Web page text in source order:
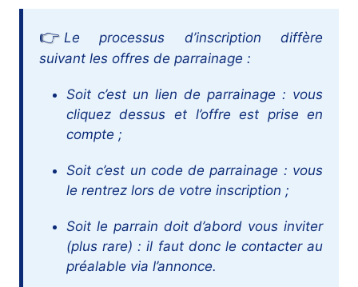
Le processus d’inscription diffère
suivant les offres de parrainage :
Soit c’est un lien de parrainage : vous
cliquez dessus et l’offre est prise en
compte ;
Soit c’est un code de parrainage : vous
le rentrez lors de votre inscription ;
Soit le parrain doit d’abord vous inviter
(plus rare) : il faut donc le contacter au
préalable via l’annonce.